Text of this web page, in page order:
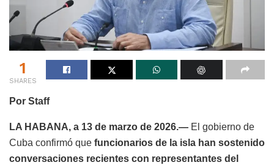
1
SHARES
Por Staff
LA HABANA, a 13 de marzo de 2026.— El gobierno de
Cuba confirmó que funcionarios de la isla han sostenido
conversaciones recientes con representantes del